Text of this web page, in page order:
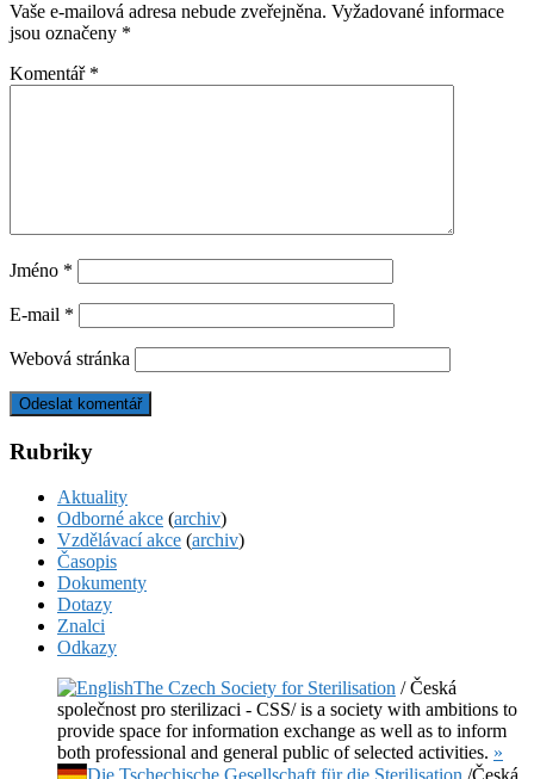
Vaše e-mailová adresa nebude zveřejněna. Vyžadované informace
jsou označeny *
Komentář *
Jméno *
E-mail *
Webová stránka
Rubriky
Aktuality
Odborné akce (archiv)
Vzdělávací akce (archiv)
Časopis
Dokumenty
Dotazy
Znalci
Odkazy
The Czech Society for Sterilisation / Česká
společnost pro sterilizaci - CSS/ is a society with ambitions to
provide space for information exchange as well as to inform
both professional and general public of selected activities. »